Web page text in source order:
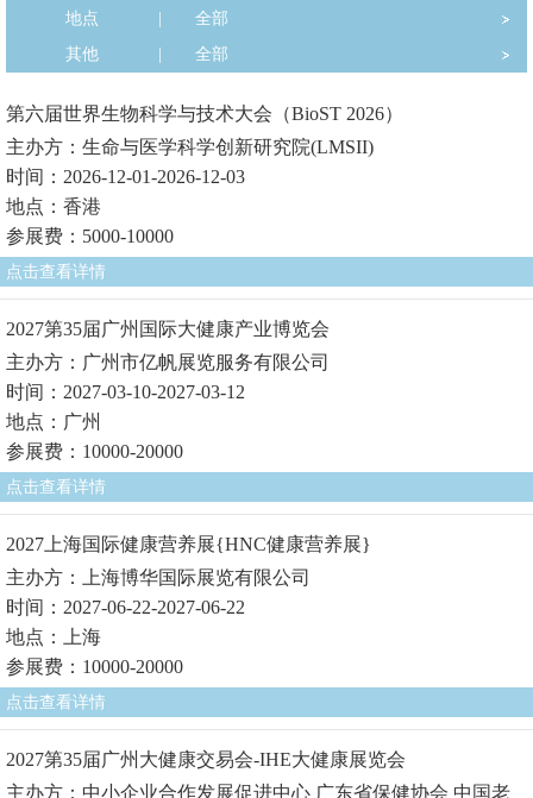
地点
全部
其他
全部
第六届世界生物科学与技术大会（BioST 2026）
主办方：生命与医学科学创新研究院(LMSII)
时间：2026-12-01-2026-12-03
地点：香港
参展费：5000-10000
点击查看详情
2027第35届广州国际大健康产业博览会
主办方：广州市亿帆展览服务有限公司
时间：2027-03-10-2027-03-12
地点：广州
参展费：10000-20000
点击查看详情
2027上海国际健康营养展{HNC健康营养展}
主办方：上海博华国际展览有限公司
时间：2027-06-22-2027-06-22
地点：上海
参展费：10000-20000
点击查看详情
2027第35届广州大健康交易会-IHE大健康展览会
主办方：中小企业合作发展促进中心 广东省保健协会 中国老